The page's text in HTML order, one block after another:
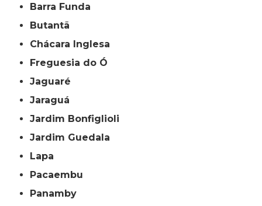
Barra Funda
Butantã
Chácara Inglesa
Freguesia do Ó
Jaguaré
Jaraguá
Jardim Bonfiglioli
Jardim Guedala
Lapa
Pacaembu
Panamby